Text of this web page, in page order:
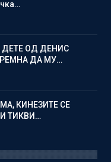
ОД ДЕНИС
ДА МУ…
КИНЕЗИТЕ СЕ
ТИКВИ…